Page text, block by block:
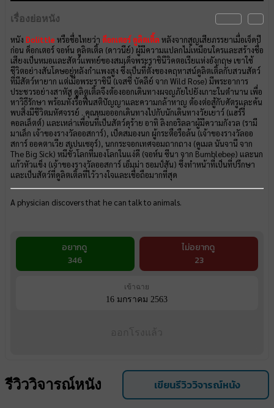
เรื่องย่อหนัง
หนัง Dolittle หรือชื่อไทยว่า ด็อกเตอร์ ดูลิตเติ้ล หลังจากสูญเสียภรรยาเมื่อเจ็ดปี
ก่อน ด็อกเตอร์ จอห์น ดูลิตเติ้ล (ดาวนีย์) ผู้มีความแปลกไม่เหมือนใครและสร้างชื่อ
เสียงเป็นหมอและสัตว์แพทย์ของสมเด็จพระราชินีวิคตอเรียแห่งอังกฤษ เขาใช้
ชีวิตอย่างสันโดษอยู่หลังกำแพงสูง ซึ่งเป็นที่ตั้งของคฤหาสน์ดูลิตเติ้ลกับสวนสัตว์
ที่มีสัตว์หายาก แต่เมื่อพระราชินี (เจสซี่ บัคลีย์ จาก Wild Rose) มีพระอาการ
ประชวรอย่างสาหัส ดูลิตเติ้ลจึงต้องออกเดินทางผจญภัยไปยังเกาะในตำนาน เพื่อ
หาวิธีรักษา พร้อมทั้งรื้อฟื้นสติปัญญาและความกล้าหาญ ต้องต่อสู้กับศัตรูและค้น
พบสิ่งมีชีวิตมหัศจรรย์ . คุณหมอออกเดินทางไปกับนักเดินทางวัยเยาว์ (แฮร์รี่
คอลเล็ตต์) และเหล่าเพื่อนที่เป็นสัตว์ดุร้าย อาทิ ลิงกอริลลาผู้มีความกังวล (รามี
มาเล็ก เจ้าของรางวัลออสการ์), เป็ดสมองนก ผู้กระตือรือล้น (เจ้าของรางวัลออ
สการ์ ออคตาเวีย สเปนเซอร์), นกกระจอกเทศจอมถากถาง (คูเมล นันจานี จาก
The Big Sick) หมีขั้วโลกที่มองโลกในแง่ดี (จอห์น ซีนา จาก Bumblebee) และนก
แก้วหัวแข็ง (เจ้าของรางวัลออสการ์ เอ็มม่า ธอมป์สัน) ซึ่งทำหน้าที่เป็นที่ปรึกษา
และเป็นสัตว์ที่ดูลิตเติ้ลที่ไว้วางใจและเชื่อถือมากที่สุด
A physician discovers that he can talk to animals.
อยากดู
346
ไม่อยากดู
23
เข้าฉาย
16 มกราคม 2563
รีวิววิจารณ์หนัง เขียนรีวิววิจารณ์หนัง